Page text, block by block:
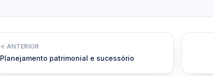
ANTERIOR
Planejamento patrimonial e sucessório